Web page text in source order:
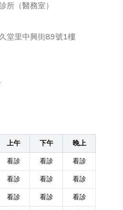
所（醫務室）
堂里中興街89號1樓
上午 下午
晚上
看診 看診
看診
看診 看診
看診
看診 看診
看診